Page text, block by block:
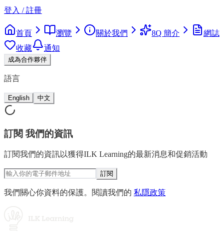
登入 / 註冊
首頁 瀏覽 關於我們 8Q 簡介 網誌
收藏
通知
成為合作夥伴
語言
English 中文
訂閱 我們的資訊
訂閱我們的資訊以獲得ILK Learning的最新消息和促銷活動
訂閱
我們關心你資料的保護。閱讀我們的 私隱政策